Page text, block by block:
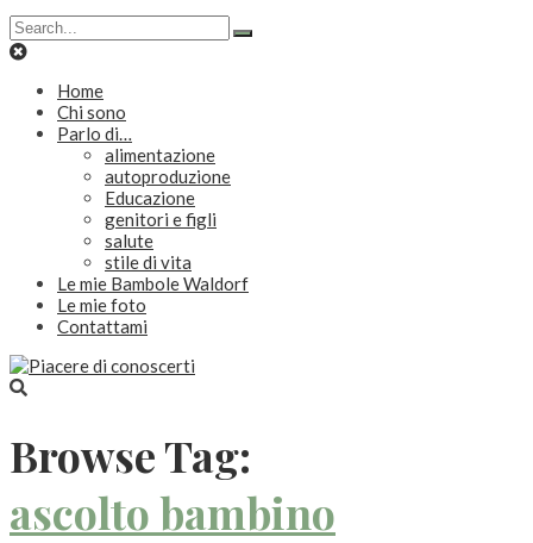
Home
Chi sono
Parlo di…
alimentazione
autoproduzione
Educazione
genitori e figli
salute
stile di vita
Le mie Bambole Waldorf
Le mie foto
Contattami
Browse Tag:
ascolto bambino